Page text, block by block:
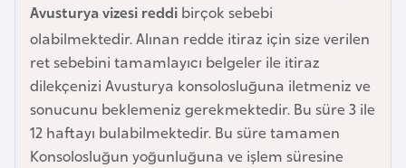
Avusturya vizesi reddi birçok sebebi
olabilmektedir. Alınan redde itiraz için size verilen
ret sebebini tamamlayıcı belgeler ile itiraz
dilekçenizi Avusturya konsolosluğuna iletmeniz ve
sonucunu beklemeniz gerekmektedir. Bu süre 3 ile
12 haftayı bulabilmektedir. Bu süre tamamen
Konsolosluğun yoğunluğuna ve işlem süresine
B
a
n
g
l
a